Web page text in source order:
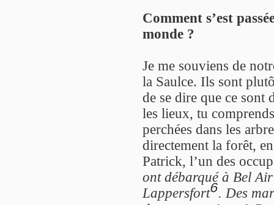
Comment s’est
monde ?
Je me souviens de
la Saulce. Ils sont
de se dire que ce sont
les lieux, tu
perchées dans les
directement la forêt,
Patrick, l’un des
ont débarqué à Bel
Lappersfort6. Des